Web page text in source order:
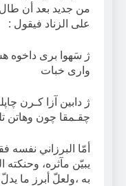
من جديد بعد أن طال
على الزناد فيقول :
ژ سَهوا برى
وارى خبات
ژ دابين آزا كـرن
چقـمقا چون وهاتن
أمّا البرزاني نفسه
يبيّن مآثره، وحنكته
به ،ولعلّ أبرز ما